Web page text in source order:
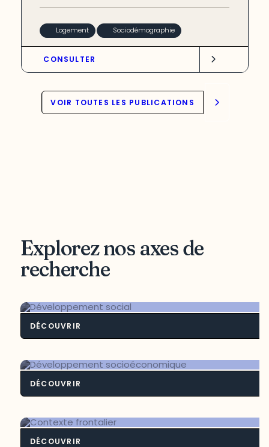
Logement Sociodémographie
CONSULTER
VOIR TOUTES LES PUBLICATIONS
Explorez nos axes de
recherche
DÉCOUVRIR
DÉCOUVRIR
DÉCOUVRIR